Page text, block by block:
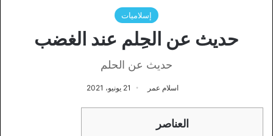
إسلاميات
حديث عن الحِلم عند الغضب
حديث عن الحلم
اسلام عمر 21 يونيو، 2021
العناصر